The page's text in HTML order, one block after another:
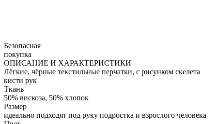
Безопасная
покупка
ОПИСАНИЕ И ХАРАКТЕРИСТИКИ
Лёгкие, чёрные текстильные перчатки, с рисунком скелета
кисти рук
Ткань
50% вискоза, 50% хлопок
Размер
идеально подходят под руку подростка и взрослого человека